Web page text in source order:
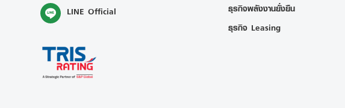
LINE Official
ธุรกิจพลังงานยั่งยืน
ธุรกิจ Leasing